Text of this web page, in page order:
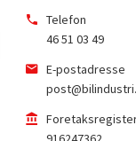
Telefon
46 51 03 49
E-postadresse